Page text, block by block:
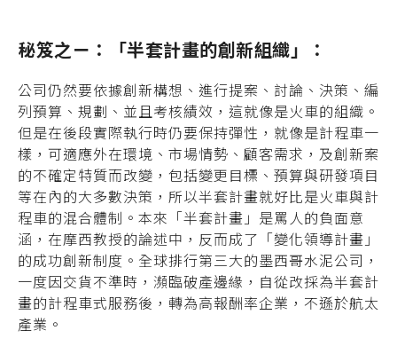
秘笈之ㄧ：「半套計畫的創新組織」：
公司仍然要依據創新構想、進行提案、討論、決策、編
列預算、規劃、並且考核績效，這就像是火車的組織。
但是在後段實際執行時仍要保持彈性，就像是計程車一
樣，可適應外在環境、市場情勢、顧客需求，及創新案
的不確定特質而改變，包括變更目標、預算與研發項目
等在內的大多數決策，所以半套計畫就好比是火車與計
程車的混合體制。本來「半套計畫」是罵人的負面意
涵，在摩西教授的論述中，反而成了「變化領導計畫」
的成功創新制度。全球排行第三大的墨西哥水泥公司，
一度因交貨不準時，瀕臨破產邊緣，自從改採為半套計
畫的計程車式服務後，轉為高報酬率企業，不遜於航太
產業。